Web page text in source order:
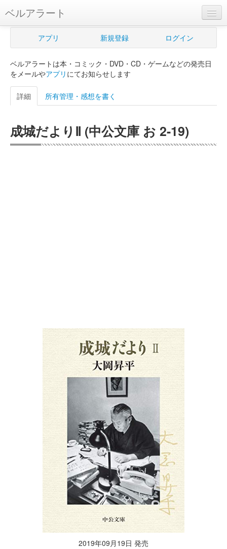
ベルアラート
ベルアラートとは
新規登録
ログイン
購入管理
アプリ 新規登録 ログイン
ベルアラートは本・コミック・DVD・CD・ゲームなどの発売日
をメールやアプリ にてお知らせします
詳細 所有管理・感想を書く
成城だよりⅡ (中公文庫 お 2-19)
2019年09月19日 発売